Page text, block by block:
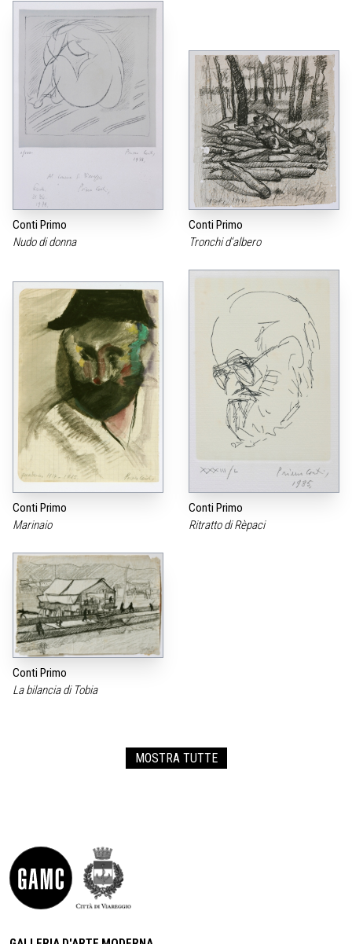
Conti Primo
Nudo di donna
Conti Primo
Tronchi d‘albero
Conti Primo
Marinaio
Conti Primo
Ritratto di Rèpaci
Conti Primo
La bilancia di Tobia
MOSTRA TUTTE